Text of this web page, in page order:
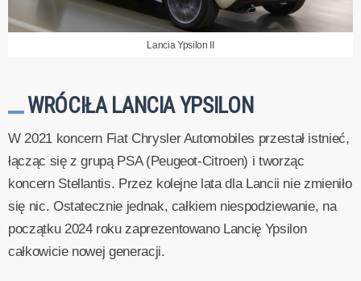
Lancia Ypsilon II
WRÓCIŁA LANCIA YPSILON
W 2021 koncern Fiat Chrysler Automobiles przestał istnieć,
łącząc się z grupą PSA (Peugeot-Citroen) i tworząc
koncern Stellantis. Przez kolejne lata dla Lancii nie zmieniło
się nic. Ostatecznie jednak, całkiem niespodziewanie, na
początku 2024 roku zaprezentowano Lancię Ypsilon
całkowicie nowej generacji.